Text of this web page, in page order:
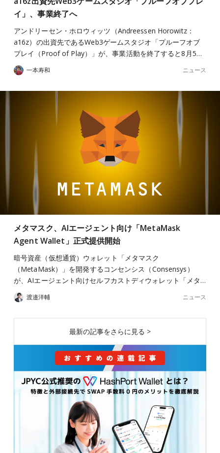
イ」、事業終了へ
アンドリーセン・ホロウィッツ（Andreessen Horowitz：
a16z）の出資先であるWeb3ゲームスタジオ「プルーフオブ
プレイ（Proof of Play）」が、事業活動を終了すると8月5…
一本寿和 ニュース
メタマスク、AIエージェント向け「MetaMask
Agent Wallet」正式提供開始
暗号資産（仮想通貨）ウォレット「メタマスク
（MetaMask）」を開発するコンセンシス（Consensys）
が、AIエージェント向けセルフカストディウォレット「メタ…
渡邉洋輔 ニュース
最新の記事をさらに見る >